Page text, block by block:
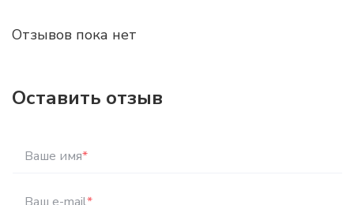
Отзывов пока нет
Оставить отзыв
Ваше имя*